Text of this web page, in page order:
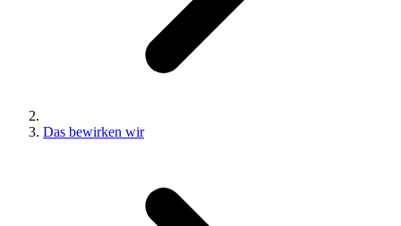
Das bewirken wir